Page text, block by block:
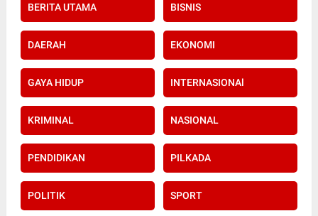
BERITA UTAMA BISNIS
DAERAH EKONOMI
GAYA HIDUP INTERNASIONAl
KRIMINAL NASIONAL
PENDIDIKAN PILKADA
POLITIK SPORT